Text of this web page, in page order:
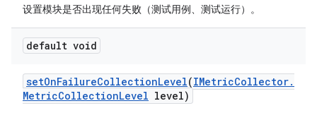
设置模块是否出现任何失败（测试用例、测试运行）。
default void
setOnFailureCollectionLevel(IMetricCollector.
MetricCollectionLevel level)